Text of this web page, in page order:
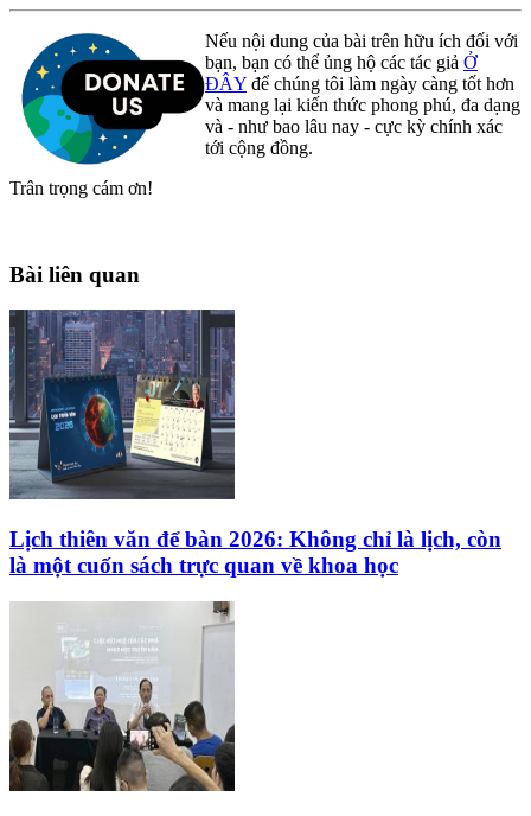
Nếu nội dung của bài trên hữu ích đối với
bạn, bạn có thể ủng hộ các tác giả Ở
ĐÂY để chúng tôi làm ngày càng tốt hơn
và mang lại kiến thức phong phú, đa dạng
và - như bao lâu nay - cực kỳ chính xác
tới cộng đồng.
Trân trọng cám ơn!
Bài liên quan
Lịch thiên văn để bàn 2026: Không chỉ là lịch, còn
là một cuốn sách trực quan về khoa học